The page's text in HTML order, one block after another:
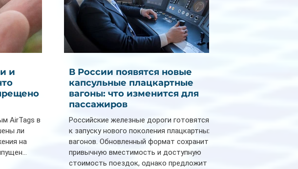
и
в
AirTags в
ли
на
В России появятся новые
капсульные плацкартные
вагоны: что изменится для
пассажиров
Российские железные дороги готовятся
к запуску нового поколения плацкартных
вагонов. Обновленный формат сохранит
привычную вместимость и доступную
стоимость поездок, однако предложит